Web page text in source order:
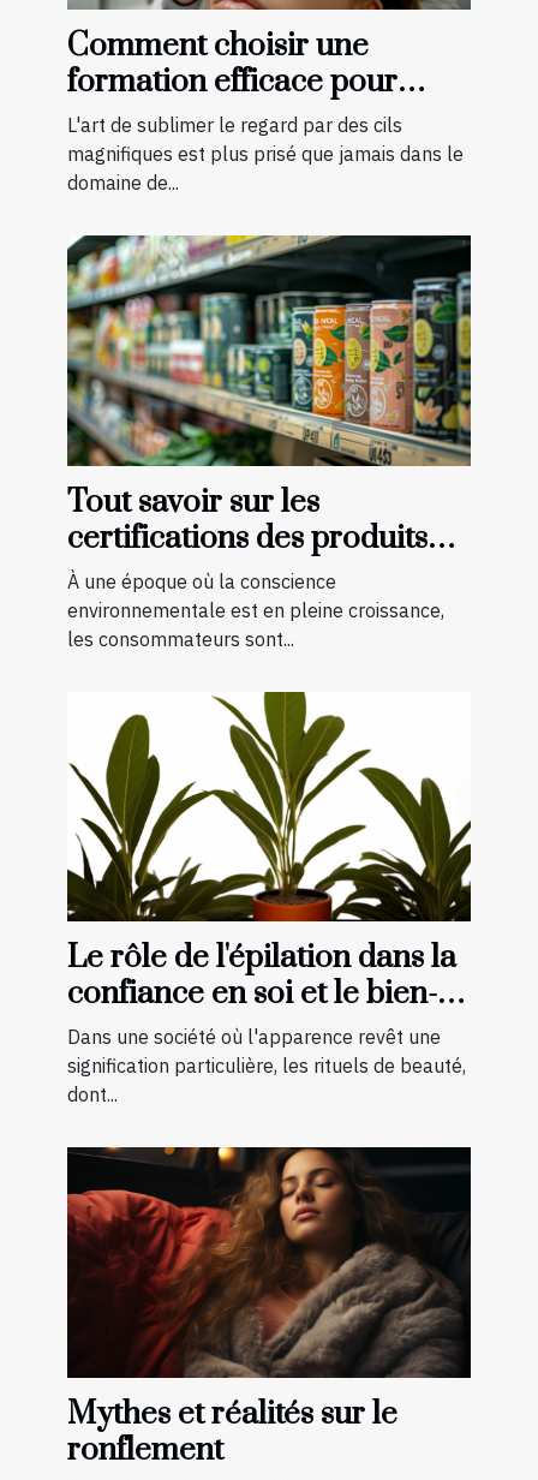
Comment choisir une
formation efficace pour
devenir technicienne de cils
certifiée
L'art de sublimer le regard par des cils
magnifiques est plus prisé que jamais dans le
domaine de...
Tout savoir sur les
certifications des produits
bio et naturels
À une époque où la conscience
environnementale est en pleine croissance,
les consommateurs sont...
Le rôle de l'épilation dans la
confiance en soi et le bien-
être général
Dans une société où l'apparence revêt une
signification particulière, les rituels de beauté,
dont...
Mythes et réalités sur le
ronflement